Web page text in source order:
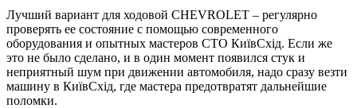
Лучший вариант для ходовой CHEVROLET – регулярно
проверять ее состояние с помощью современного
оборудования и опытных мастеров СТО КиївСхід. Если же
это не было сделано, и в один момент появился стук и
неприятный шум при движении автомобиля, надо сразу везти
машину в КиївСхід, где мастера предотвратят дальнейшие
поломки.